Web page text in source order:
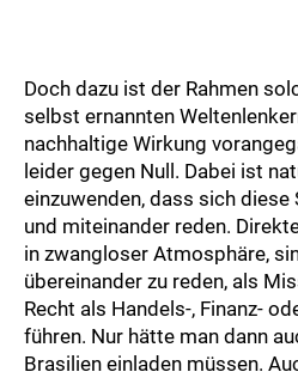
Doch dazu ist der Rahmen
selbst ernannten
nachhaltige Wirkung
leider gegen Null. Dabei ist
einzuwenden, dass sich
und miteinander reden.
in zwangloser Atmosphäre,
übereinander zu reden, als
Recht als Handels-, Finanz-
führen. Nur hätte man dann
Brasilien einladen müssen.